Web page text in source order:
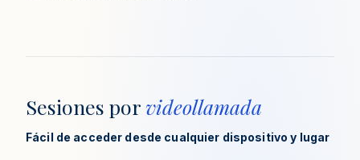
Sesiones porvideollamada
Fácil de acceder desde cualquier dispositivo y lugar